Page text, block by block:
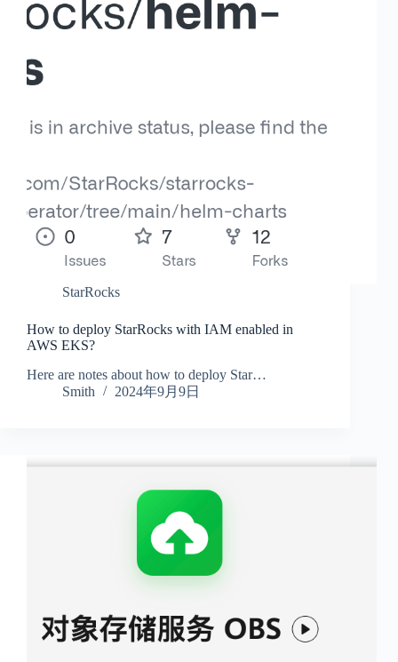
StarRocks
How to deploy StarRocks with IAM enabled in
AWS EKS?
Here are notes about how to deploy Star…
Smith
2024年9月9日